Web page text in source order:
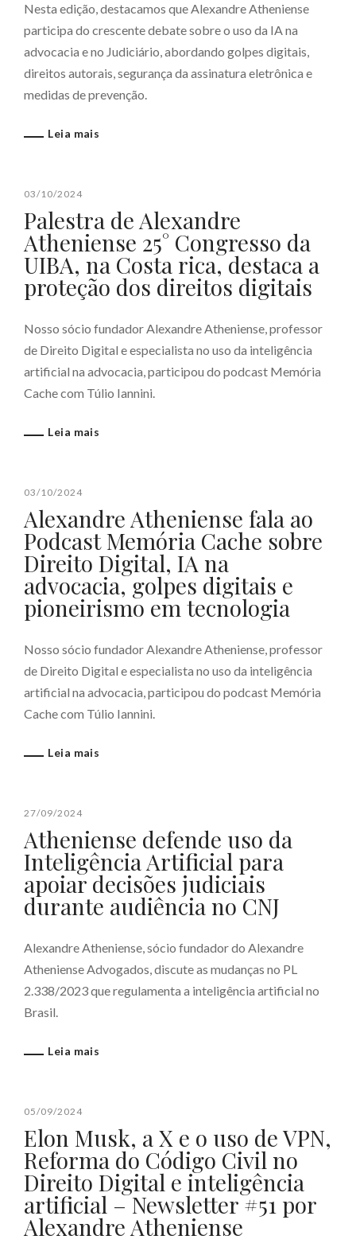
Nesta edição, destacamos que Alexandre Atheniense
participa do crescente debate sobre o uso da IA na
advocacia e no Judiciário, abordando golpes digitais,
direitos autorais, segurança da assinatura eletrônica e
medidas de prevenção.
Leia mais
03/10/2024
Palestra de Alexandre
Atheniense 25° Congresso da
UIBA, na Costa rica, destaca a
proteção dos direitos digitais
Nosso sócio fundador Alexandre Atheniense, professor
de Direito Digital e especialista no uso da inteligência
artificial na advocacia, participou do podcast Memória
Cache com Túlio Iannini.
Leia mais
03/10/2024
Alexandre Atheniense fala ao
Podcast Memória Cache sobre
Direito Digital, IA na
advocacia, golpes digitais e
pioneirismo em tecnologia
Nosso sócio fundador Alexandre Atheniense, professor
de Direito Digital e especialista no uso da inteligência
artificial na advocacia, participou do podcast Memória
Cache com Túlio Iannini.
Leia mais
27/09/2024
Atheniense defende uso da
Inteligência Artificial para
apoiar decisões judiciais
durante audiência no CNJ
Alexandre Atheniense, sócio fundador do Alexandre
Atheniense Advogados, discute as mudanças no PL
2.338/2023 que regulamenta a inteligência artificial no
Brasil.
Leia mais
05/09/2024
Elon Musk, a X e o uso de VPN,
Reforma do Código Civil no
Direito Digital e inteligência
artificial – Newsletter #51 por
Alexandre Atheniense